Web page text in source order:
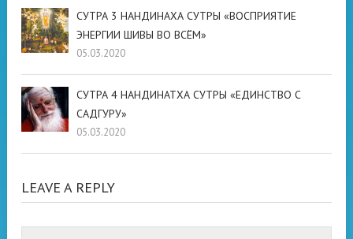
СУТРА 3 НАНДИНАХА СУТРЫ «ВОСПРИЯТИЕ
ЭНЕРГИИ ШИВЫ ВО ВСЁМ»
05.03.2020
СУТРА 4 НАНДИНАТХА СУТРЫ «ЕДИНСТВО С
САДГУРУ»
05.03.2020
LEAVE A REPLY